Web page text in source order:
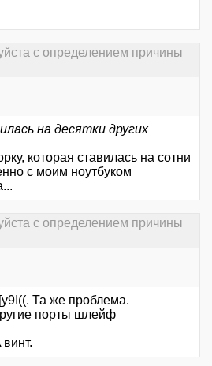
с определением причины
на десятки других
которая ставилась на сотни
с моим ноутбуком
с определением причины
Та же проблема.
порты шлейф